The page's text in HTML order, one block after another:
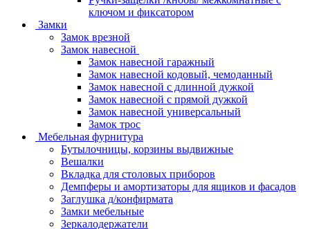
ключом и фиксатором
Замки
Замок врезной
Замок навесной
Замок навесной гаражный
Замок навесной кодовый, чемоданный
Замок навесной с длинной дужкой
Замок навесной с прямой дужкой
Замок навесной универсальный
Замок трос
Мебельная фурнитура
Бутылочницы, корзины выдвижные
Вешалки
Вкладка для столовых приборов
Демпферы и амортизаторы для ящиков и фасадов
Заглушка д/конфирмата
Замки мебельные
Зеркалодержатели